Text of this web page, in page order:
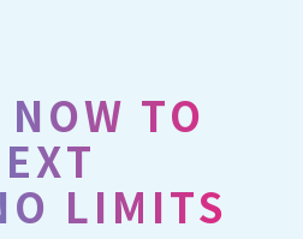
TO
LIMITS